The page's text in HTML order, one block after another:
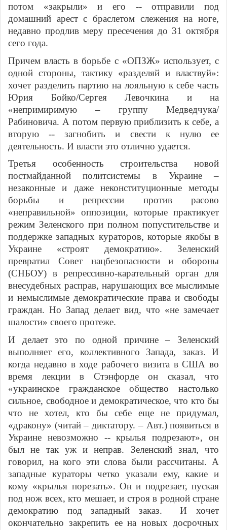
потом «закрыли» и его -- отправили под
домашний арест с браслетом слежения на ноге,
недавно продлив меру пресечения до 31 октября
сего года.
Причем власть в борьбе с «ОПЗЖ» использует, с
одной стороны, тактику «разделяй и властвуй»:
хочет разделить партию на лояльную к себе часть
Юрия Бойко/Сергея Левочкина и на
«непримиримую – группу Медведчука/
Рабиновича. А потом первую приблизить к себе, а
вторую -- загнобить и свести к нулю ее
деятельность. И власти это отлично удается.
Третья особенность строительства новой
постмайданной политсистемы в Украине –
незаконные и даже неконституционные методы
борьбы и репрессии против расово
«неправильной» оппозиции, которые практикует
режим Зеленского при полном попустительстве и
поддержке западных кураторов, которые якобы в
Украине «строят демократию». Зеленский
превратил Совет нацбезопасности и обороны
(СНБОУ) в репрессивно-карательный орган для
внесудебных расправ, нарушающих все мыслимые
и немыслимые демократические права и свободы
граждан. Но Запад делает вид, что «не замечает
шалости» своего протеже.
И делает это по одной причине – Зеленский
выполняет его, коллективного Запада, заказ. И
когда недавно в ходе рабочего визита в США во
время лекции в Стэнфорде он сказал, что
«украинское гражданское общество настолько
сильное, свободное и демократическое, что кто бы
что не хотел, кто бы себе еще не придумал,
«дракону» (читай – диктатору. – Авт.) появиться в
Украине невозможно -- крылья подрезают», он
был не так уж и неправ. Зеленский знал, что
говорил, на кого эти слова были рассчитаны. А
западные кураторы четко указали ему, какие и
кому «крылья порезать». Он и подрезает, пуская
под нож всех, кто мешает, и строя в родной стране
демократию под западный заказ. И хочет
окончательно закрепить ее на новых досрочных